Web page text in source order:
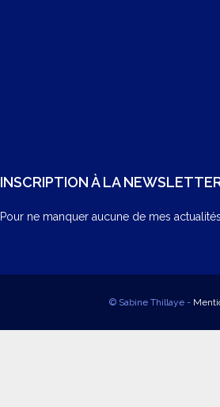
INSCRIPTION À LA
Pour ne manquer aucune de mes
© Sabine Thillaye -